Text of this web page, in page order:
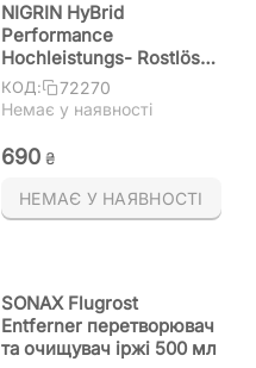
NIGRIN HyBrid
Performance
Hochleistungs- Rostlöser
високоефективний
видальник іржі
(Німеччина) 100 мл
КОД:
72270
Немає у наявності
‍690‍ ₴
НЕМАЄ У НАЯВНОСТІ
SONAX Flugrost
Entferner перетворювач
та очищувач іржі 500 мл